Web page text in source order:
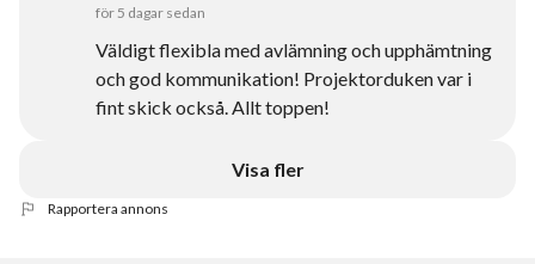
för 5 dagar sedan
Väldigt flexibla med avlämning och upphämtning
och god kommunikation! Projektorduken var i
fint skick också. Allt toppen!
Visa fler
Rapportera annons